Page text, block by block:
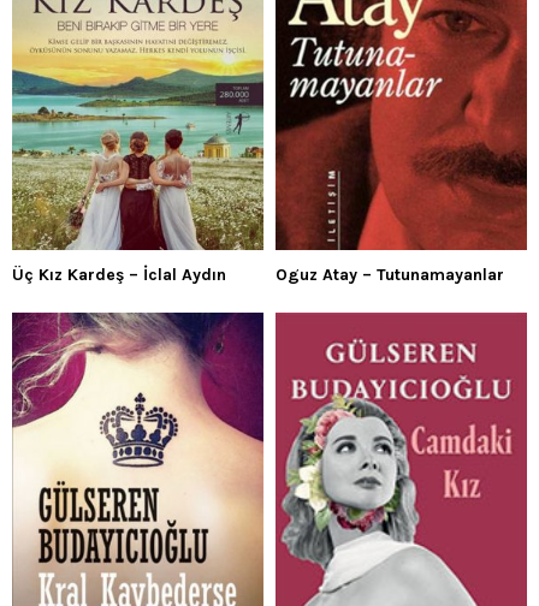
Üç Kız Kardeş – İclal Aydın Oguz Atay – Tutunamayanlar